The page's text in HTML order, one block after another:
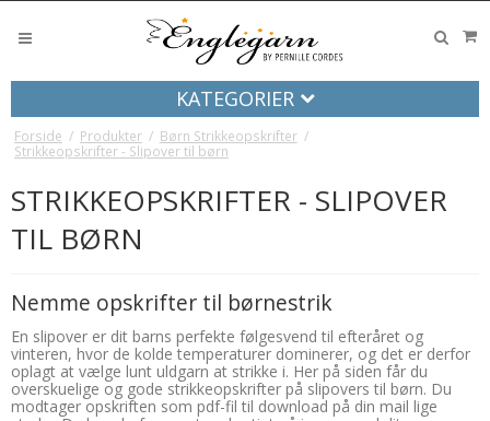
KATEGORIER
Forside / Produkter / Børn Strikkeopskrifter /
Strikkeopskrifter - Slipover til børn
STRIKKEOPSKRIFTER - SLIPOVER
TIL BØRN
Nemme opskrifter til børnestrik
En slipover er dit barns perfekte følgesvend til efteråret og
vinteren, hvor de kolde temperaturer dominerer, og det er derfor
oplagt at vælge lunt uldgarn at strikke i. Her på siden får du
overskuelige og gode strikkeopskrifter på slipovers til børn. Du
modtager opskriften som pdf-fil til download på din mail lige